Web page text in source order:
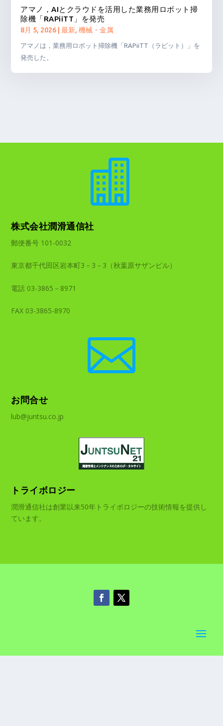
アマノ，AIとクラウドを活用した業務用ロボット掃
除機「RAPiiTT」を発売
8月 5, 2026 |最新,機械・金属
アマノは，業務用ロボット掃除機「RAPiiTT（ラピット）」を
発売した。

株式会社潤滑通信社
郵便番号 101-0032
東京都千代田区岩本町3－3－3（秋葉原サザンビル）
電話 03-3865－8971
FAX 03-3865-8970

お問合せ
lub@juntsu.co.jp
トライボロジー
潤滑通信社は創業以来50年トライボロジーの技術情報を提供し
ています。